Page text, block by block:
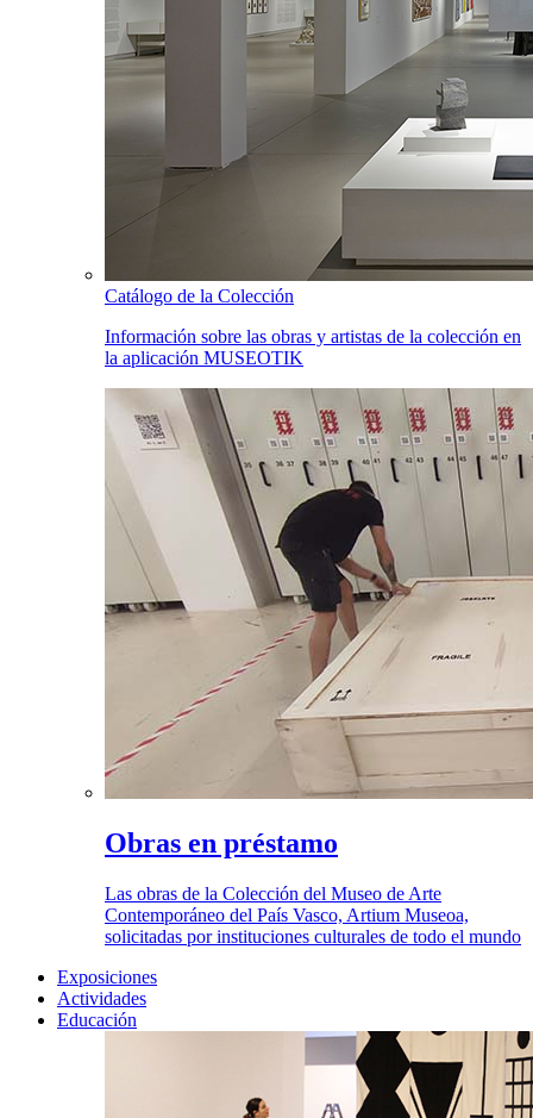
Catálogo de la Colección
Información sobre las obras y artistas de la colección en
la aplicación MUSEOTIK
Obras en préstamo
Las obras de la Colección del Museo de Arte
Contemporáneo del País Vasco, Artium Museoa,
solicitadas por instituciones culturales de todo el mundo
Exposiciones
Actividades
Educación